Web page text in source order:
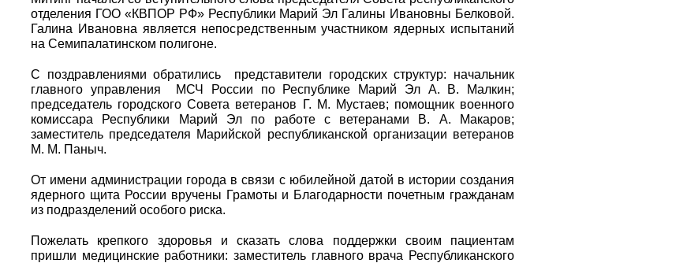
отделения ГОО «КВПОР РФ» Республики Марий Эл Галины Ивановны Белковой.
Галина Ивановна является непосредственным участником ядерных испытаний
на Семипалатинском полигоне.
С поздравлениями обратились представители городских структур: начальник
главного управления МСЧ России по Республике Марий Эл А. В. Малкин;
председатель городского Совета ветеранов Г. М. Мустаев; помощник военного
комиссара Республики Марий Эл по работе с ветеранами В. А. Макаров;
заместитель председателя Марийской республиканской организации ветеранов
М. М. Паныч.
От имени администрации города в связи с юбилейной датой в истории создания
ядерного щита России вручены Грамоты и Благодарности почетным гражданам
из подразделений особого риска.
Пожелать крепкого здоровья и сказать слова поддержки своим пациентам
пришли медицинские работники: заместитель главного врача Республиканского